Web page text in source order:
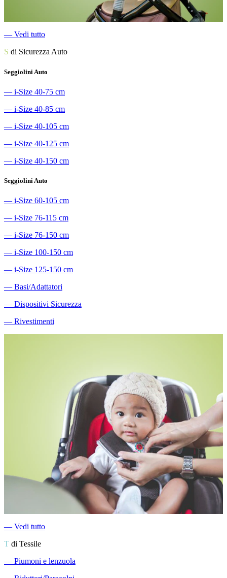
― Vedi tutto
S di Sicurezza Auto
Seggiolini Auto
― i-Size 40-75 cm
― i-Size 40-85 cm
― i-Size 40-105 cm
― i-Size 40-125 cm
― i-Size 40-150 cm
Seggiolini Auto
― i-Size 60-105 cm
― i-Size 76-115 cm
― i-Size 76-150 cm
― i-Size 100-150 cm
― i-Size 125-150 cm
― Basi/Adattatori
― Dispositivi Sicurezza
― Rivestimenti
― Vedi tutto
T di Tessile
― Piumoni e lenzuola